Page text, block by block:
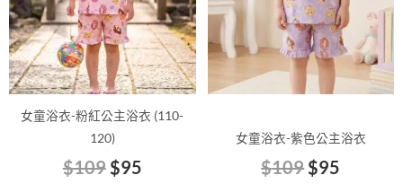
女童浴衣-粉紅公主浴衣 (110-
120)
$109$95
式。
可
在
產
頁
面
選
女童浴衣-紫色公主浴衣
$109$95
式。
可
在
產
面
選